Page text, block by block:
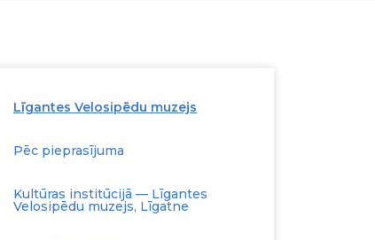
Līgantes Velosipēdu muzejs
Pēc pieprasījuma
Kultūras institūcijā — Līgantes
Velosipēdu muzejs, Līgatne